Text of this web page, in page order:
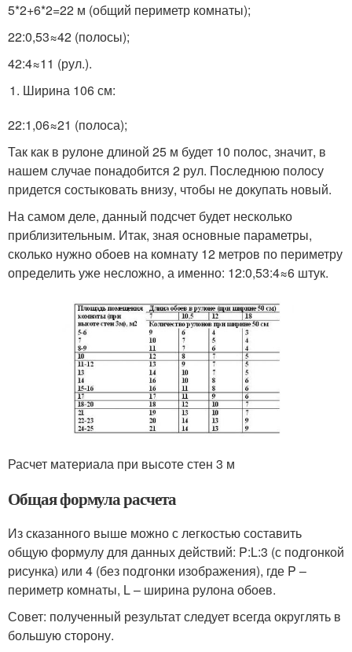
5*2+6*2=22 м (общий периметр комнаты);
22:0,53≈42 (полосы);
42:4≈11 (рул.).
Ширина 106 см:
22:1,06≈21 (полоса);
Так как в рулоне длиной 25 м будет 10 полос, значит, в
нашем случае понадобится 2 рул. Последнюю полосу
придется состыковать внизу, чтобы не докупать новый.
На самом деле, данный подсчет будет несколько
приблизительным. Итак, зная основные параметры,
сколько нужно обоев на комнату 12 метров по периметру
определить уже несложно, а именно: 12:0,53:4≈6 штук.
Расчет материала при высоте стен 3 м
Общая формула расчета
Из сказанного выше можно с легкостью составить
общую формулу для данных действий: P:L:3 (с подгонкой
рисунка) или 4 (без подгонки изображения), где P –
периметр комнаты, L – ширина рулона обоев.
Совет: полученный результат следует всегда округлять в
большую сторону.